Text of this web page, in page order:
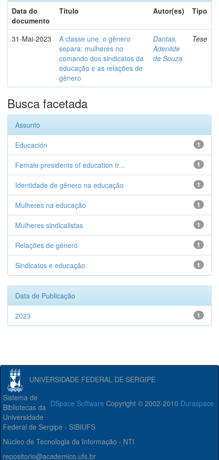
Data do
documento
Título Autor(es) Tipo
31-Mai-2023
A classe une, o gênero
separa: mulheres no
comando dos sindicatos da
educação e as relações de
gênero
Dantas,
Adenilde
de Souza
Tese
Busca facetada
Assunto
1
Educación
1
Female presidents of education tr...
1
Identidade de gênero na educação
1
Mulheres na educação
1
Mulheres sindicalistas
1
Relações de gênero
1
Sindicatos e educação
Data de Publicação
1
2023
UNIVERSIDADE FEDERAL DE SERGIPE
DSpace Software Copyright © 2002-2010 Duraspace
Sistema de
Bibliotecas da
Universidade
Federal de Sergipe - SIBIUFS
Núcleo de Tecnologia da Informação - NTI
repositorio@academico.ufs.br